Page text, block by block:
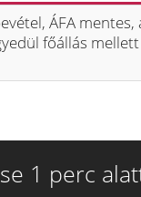
ÁFA
főállás
1 perc